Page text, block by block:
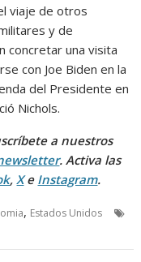
viaje de otros
y de
concretar una visita
con Joe Biden en la
del Presidente en
Nichols.
a nuestros
. Activa las
, Xe Instagram.
, Estados Unidos